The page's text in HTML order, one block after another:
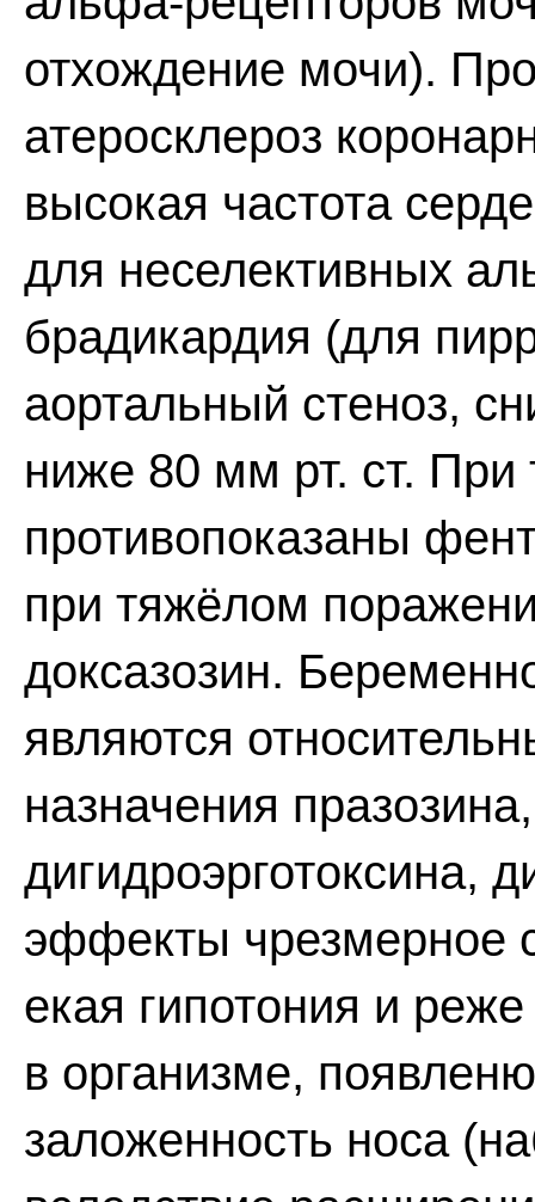
отхождение мочи).
атеросклероз
высокая частота
для неселективных
брадикардия (для
аортальный стеноз,
ниже 80 мм рт. ст.
противопоказаны
при тяжёлом
доксазозин.
являются
назначения
дигидроэрготоксина,
эффекты чрезмерное
екая гипотония и
в организме,
заложенность носа